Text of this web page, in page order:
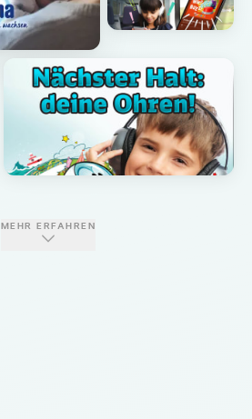
MEHR ERFAHREN